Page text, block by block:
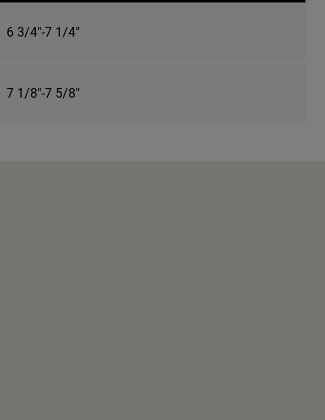
6 3/4"-7 1/4"
7 1/8"-7 5/8"